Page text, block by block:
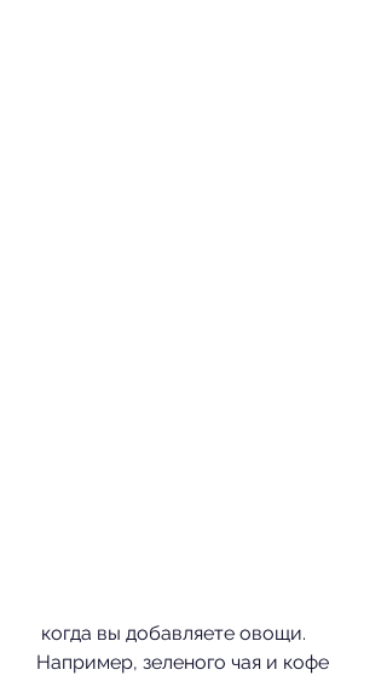
Например, зеленого чая и кофе